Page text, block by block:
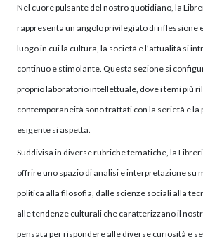
Nel cuore pulsante del nostro quotidiano, la
rappresenta un angolo privilegiato di riflessione
luogo in cui la cultura, la società e l’attualità si
continuo e stimolante. Questa sezione si
proprio laboratorio intellettuale, dove i temi più
contemporaneità sono trattati con la serietà e la
esigente si aspetta.
Suddivisa in diverse rubriche tematiche, la
offrire uno spazio di analisi e interpretazione su
politica alla filosofia, dalle scienze sociali alla
alle tendenze culturali che caratterizzano il
pensata per rispondere alle diverse curiosità e